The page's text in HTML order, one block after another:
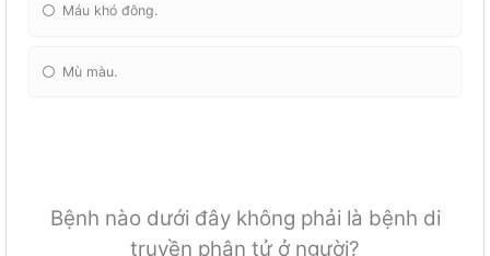
Máu khó đông.
Mù màu.
Bệnh nào dưới đây không phải là bệnh di
truyền phân tử ở người?